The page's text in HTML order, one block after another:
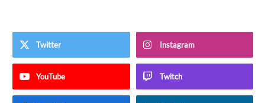
Twitter Instagram
YouTube Twitch